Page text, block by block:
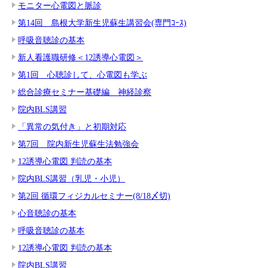
モニター心電図と脈診
第14回 島根大学新生児蘇生講習会(専門ｺｰｽ)
呼吸音聴診の基本
新人看護職研修＜12誘導心電図＞
第1回 心聴診して、心電図も学ぶ
総合診療セミナー基礎編 神経診察
院内BLS講習
「異常の気付き」と初期対応
第7回 院内新生児蘇生法勉強会
12誘導心電図 判読の基本
院内BLS講習（乳児・小児）
第2回 循環フィジカルセミナー(8/18〆切)
心音聴診の基本
呼吸音聴診の基本
12誘導心電図 判読の基本
院内BLS講習